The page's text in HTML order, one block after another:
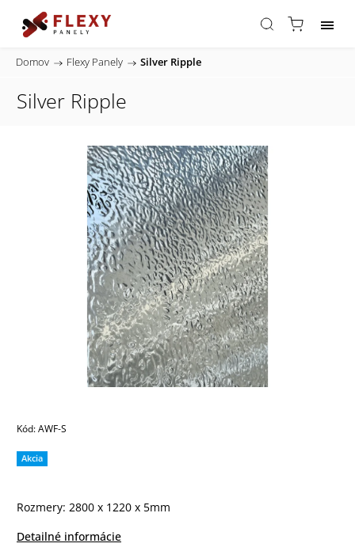
Domov / Flexy Panely / Silver Ripple
Silver Ripple
Kód:AWF-S
Rozmery: 2800 x 1220 x 5mm
Detailné informácie
Akcia